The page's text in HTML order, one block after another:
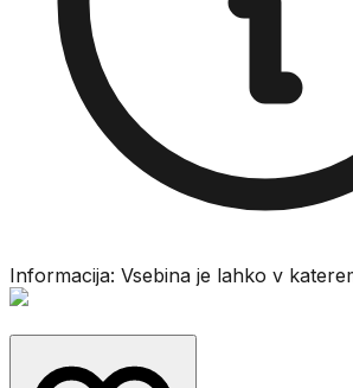
Informacija: Vsebina je lahko v